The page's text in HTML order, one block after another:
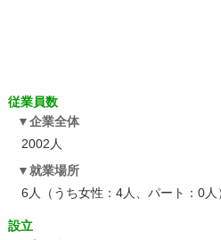
従業員数
企業全体
2002人
就業場所
6人（うち女性：4人、パート：0人
設立